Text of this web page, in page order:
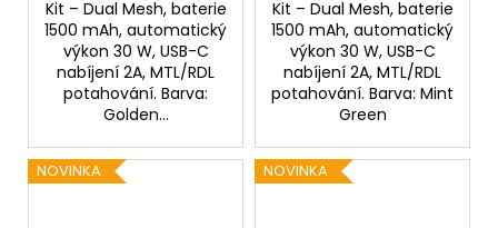
Kit – Dual Mesh, baterie
1500 mAh, automatický
výkon 30 W, USB-C
nabíjení 2A, MTL/RDL
potahování. Barva:
Golden...
Kit – Dual Mesh, baterie
1500 mAh, automatický
výkon 30 W, USB-C
nabíjení 2A, MTL/RDL
potahování. Barva: Mint
Green
NOVINKA NOVINKA